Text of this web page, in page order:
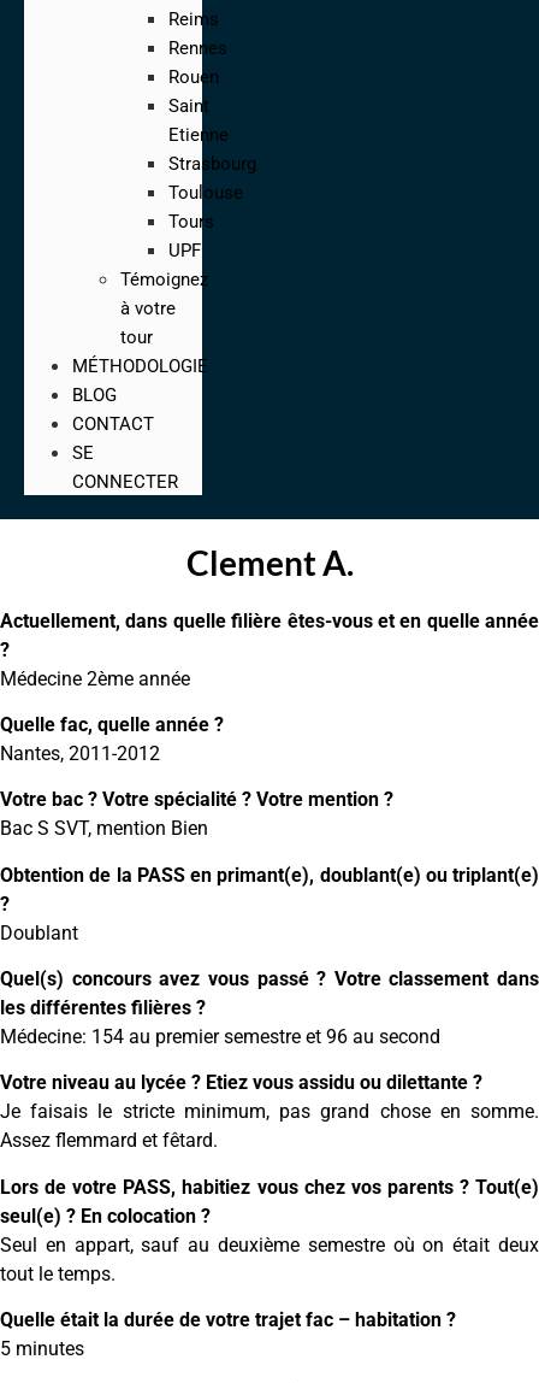
Reims
Rennes
Rouen
Saint
Etienne
Strasbourg
Toulouse
Tours
UPF
Témoignez
à votre
tour
MÉTHODOLOGIE
BLOG
CONTACT
SE
CONNECTER
Clement A.
Actuellement, dans quelle filière êtes-vous et en quelle année
?
Médecine 2ème année
Quelle fac, quelle année ?
Nantes, 2011-2012
Votre bac ? Votre spécialité ? Votre mention ?
Bac S SVT, mention Bien
Obtention de la PASS en primant(e), doublant(e) ou triplant(e)
?
Doublant
Quel(s) concours avez vous passé ? Votre classement dans
les différentes filières ?
Médecine: 154 au premier semestre et 96 au second
Votre niveau au lycée ? Etiez vous assidu ou dilettante ?
Je faisais le stricte minimum, pas grand chose en somme.
Assez flemmard et fêtard.
Lors de votre PASS, habitiez vous chez vos parents ? Tout(e)
seul(e) ? En colocation ?
Seul en appart, sauf au deuxième semestre où on était deux
tout le temps.
Quelle était la durée de votre trajet fac – habitation ?
5 minutes